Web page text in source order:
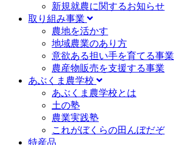
新規就農に関するお知らせ
取り組み事業
農地を活かす
地域農業のあり方
意欲ある担い手を育てる事業
農産物販売を支援する事業
あぶくま農学校
あぶくま農学校とは
土の塾
農業実践塾
これがぼくらの田んぼだぞ
特産品